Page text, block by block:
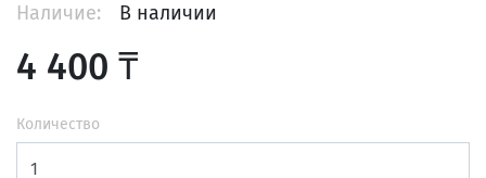
Наличие:
В наличии
4 400 ₸
Количество